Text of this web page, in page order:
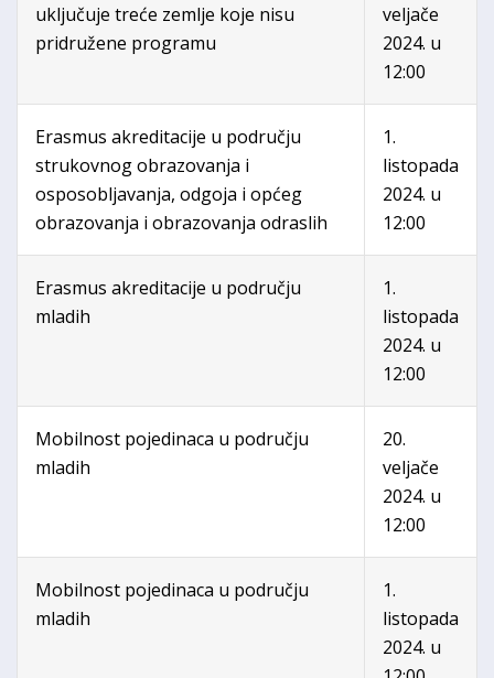
uključuje treće zemlje koje nisu
pridružene programu
veljače
2024. u
12:00
Erasmus akreditacije u području
strukovnog obrazovanja i
osposobljavanja, odgoja i općeg
obrazovanja i obrazovanja odraslih
1.
listopada
2024. u
12:00
Erasmus akreditacije u području
mladih
1.
listopada
2024. u
12:00
Mobilnost pojedinaca u području
mladih
20.
veljače
2024. u
12:00
Mobilnost pojedinaca u području
mladih
1.
listopada
2024. u